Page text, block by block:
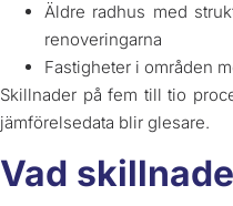
Äldre radhus med
renoveringarna
Fastigheter i områden
Skillnader på fem till tio
jämförelsedata blir glesare.
Vad